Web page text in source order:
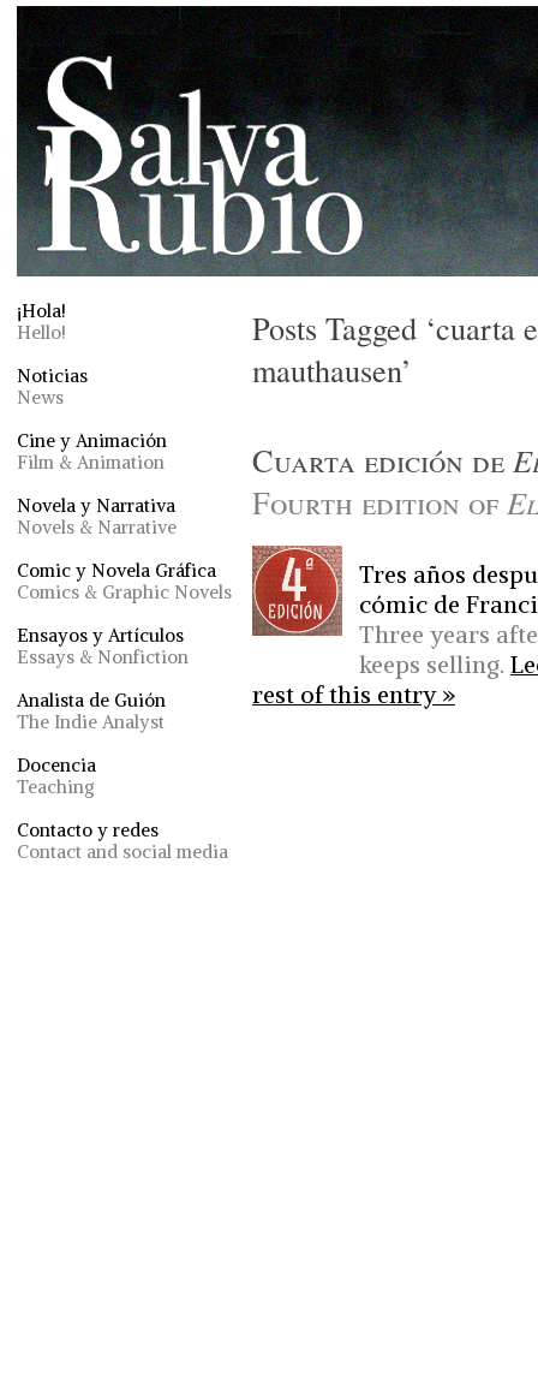
¡Hola!
Hello!
Noticias
News
Cine y Animación
Film & Animation
Novela y Narrativa
Novels & Narrative
Comic y Novela Gráfica
Comics & Graphic Novels
Ensayos y Artículos
Essays & Nonfiction
Analista de Guión
The Indie Analyst
Docencia
Teaching
Contacto y redes
Contact and social media
Posts Tagged
mauthausen’
Cuarta edición de
Fourth edition of
Tres años
cómic de
Three years
keeps selling.
rest of this entry »